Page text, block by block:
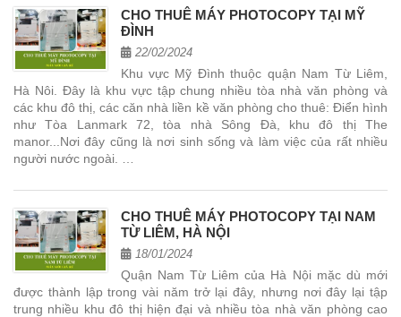
CHO THUÊ MÁY PHOTOCOPY TẠI MỸ
ĐÌNH
22/02/2024
Khu vực Mỹ Đình thuộc quận Nam Từ Liêm,
Hà Nôi. Đây là khu vực tập chung nhiều tòa nhà văn phòng và
các khu đô thị, các căn nhà liền kề văn phòng cho thuê: Điển hình
như Tòa Lanmark 72, tòa nhà Sông Đà, khu đô thị The
manor...Nơi đây cũng là nơi sinh sống và làm việc của rất nhiều
người nước ngoài. …
CHO THUÊ MÁY PHOTOCOPY TẠI NAM
TỪ LIÊM, HÀ NỘI
18/01/2024
Quận Nam Từ Liêm của Hà Nội mặc dù mới
được thành lập trong vài năm trở lại đây, nhưng nơi đây lại tập
trung nhiều khu đô thị hiện đại và nhiều tòa nhà văn phòng cao